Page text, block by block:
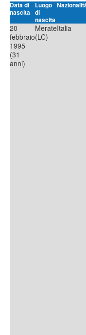
Data di
nascita
Luogo
di
nascita
20
febbraio
1995
(31
anni)
Merate
(LC)
Italia